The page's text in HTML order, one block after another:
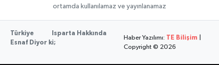
ortamda kullanılamaz ve yayınlanamaz
Türkiye
Isparta Hakkında
Esnaf Diyor ki;
Haber Yazılımı: TE Bilişim
Copyright © 2026